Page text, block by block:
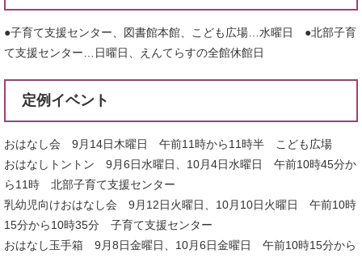
●子育て支援センター、図書館本館、こども広場…水曜日 ●北部子育
て支援センター…日曜日、えんてらすの全館休館日
定例イベント
おはなし会 9月14日木曜日 午前11時から11時半 こども広場
おはなしトントン 9月6日水曜日、10月4日水曜日 午前10時45分か
ら11時 北部子育て支援センター
乳幼児向けおはなし会 9月12日火曜日、10月10日火曜日 午前10時
15分から10時35分 子育て支援センター
おはなし玉手箱 9月8日金曜日、10月6日金曜日 午前10時15分から